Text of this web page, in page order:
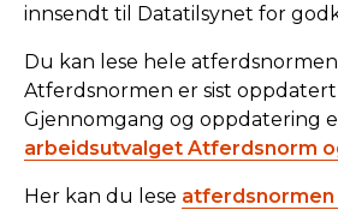
innsendt til Datatilsynet for
Du kan lese hele
Atferdsnormen er sist oppdatert
Gjennomgang og oppdatering
arbeidsutvalget Atferdsnorm
Her kan du lese atferdsnormen